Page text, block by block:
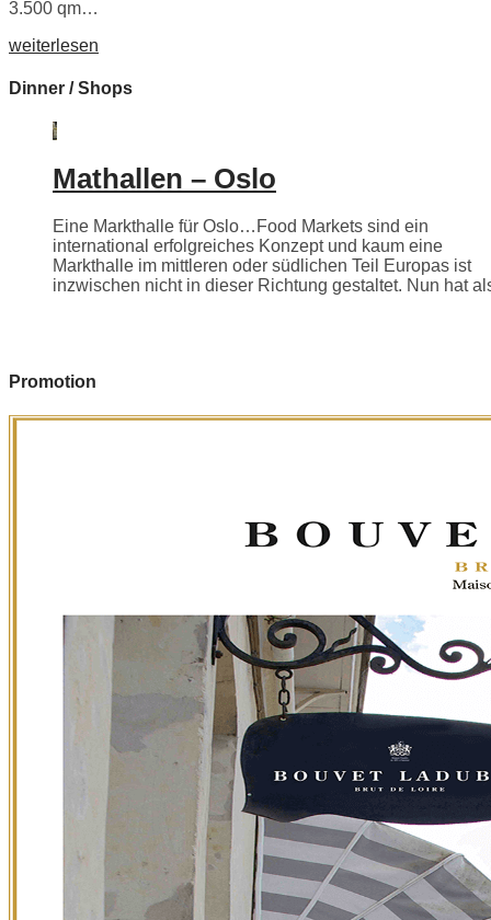
3.500 qm…
weiterlesen
Dinner / Shops
Mathallen – Oslo
Eine Markthalle für Oslo…Food Markets sind ein
international erfolgreiches Konzept und kaum eine
Markthalle im mittleren oder südlichen Teil Europas ist
inzwischen nicht in dieser Richtung gestaltet. Nun hat
Promotion